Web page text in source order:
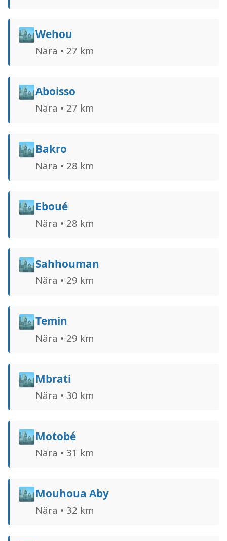
🏙️Wehou
Nära • 27 km
🏙️Aboisso
Nära • 27 km
🏙️Bakro
Nära • 28 km
🏙️Eboué
Nära • 28 km
🏙️Sahhouman
Nära • 29 km
🏙️Temin
Nära • 29 km
🏙️Mbrati
Nära • 30 km
🏙️Motobé
Nära • 31 km
🏙️Mouhoua Aby
Nära • 32 km